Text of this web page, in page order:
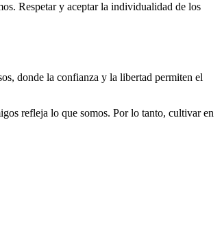
Respetar y aceptar la individualidad de los
donde la confianza y la libertad permiten el
refleja lo que somos. Por lo tanto, cultivar en